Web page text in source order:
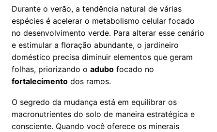
Durante o verão, a tendência natural de várias
espécies é acelerar o metabolismo celular focado
no desenvolvimento verde. Para alterar esse cenário
e estimular a floração abundante, o jardineiro
doméstico precisa diminuir elementos que geram
folhas, priorizando o adubo focado no
fortalecimento dos ramos.
O segredo da mudança está em equilibrar os
macronutrientes do solo de maneira estratégica e
consciente. Quando você oferece os minerais